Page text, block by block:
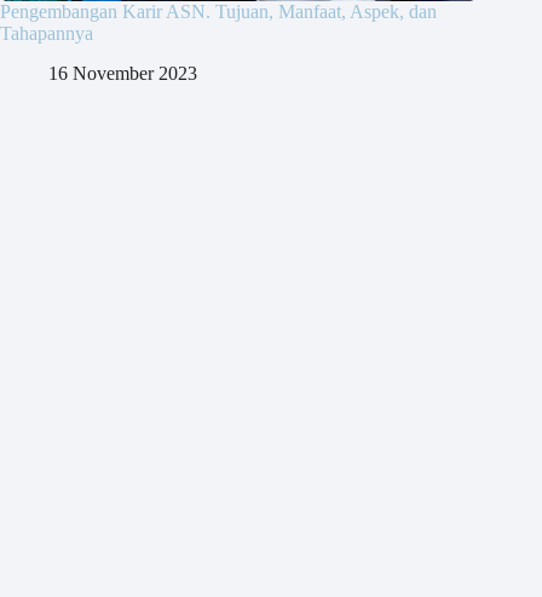
Pengembangan Karir ASN. Tujuan, Manfaat, Aspek, dan
Tahapannya
16 November 2023